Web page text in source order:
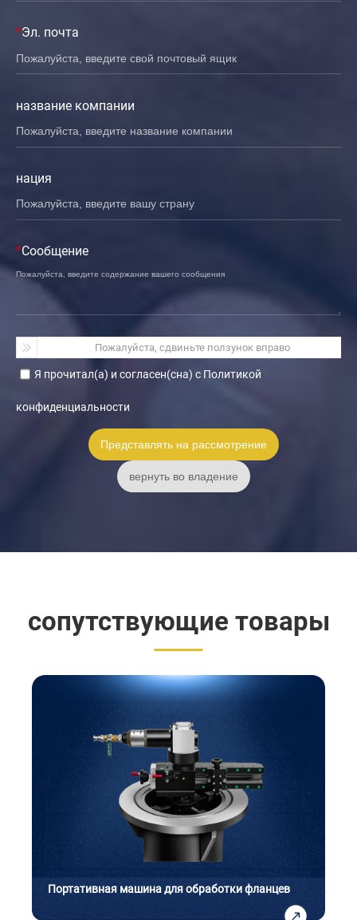
*Эл. почта
название компании
нация
*Сообщение
Пожалуйста, сдвиньте ползунок вправо
Я прочитал(а) и согласен(сна) с Политикой
конфиденциальности
сопутствующие товары
машина для обработки фланцев